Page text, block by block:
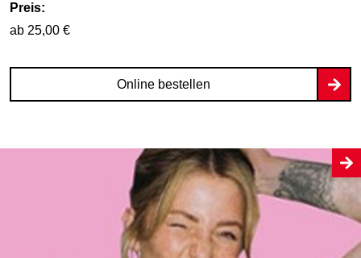
Preis:
ab 25,00 €
Online bestellen